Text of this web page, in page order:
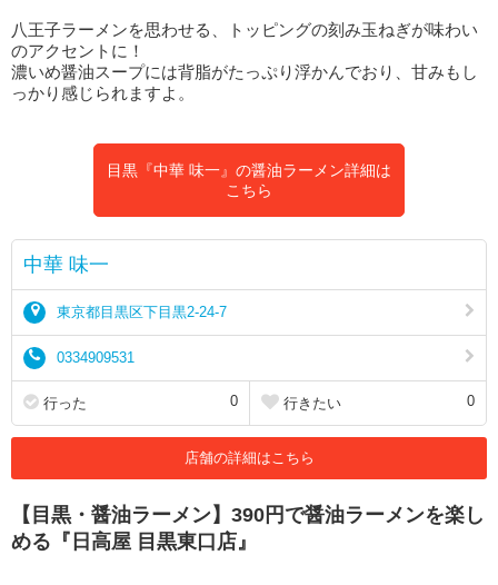
八王子ラーメンを思わせる、トッピングの刻み玉ねぎが味わい
のアクセントに！
濃いめ醤油スープには背脂がたっぷり浮かんでおり、甘みもし
っかり感じられますよ。
目黒『中華 味一』の醤油ラーメン詳細は
こちら
中華 味一
東京都目黒区下目黒2-24-7
0334909531
行った 0 行きたい 0
店舗の詳細はこちら
【目黒・醤油ラーメン】390円で醤油ラーメンを楽し
める『日高屋 目黒東口店』